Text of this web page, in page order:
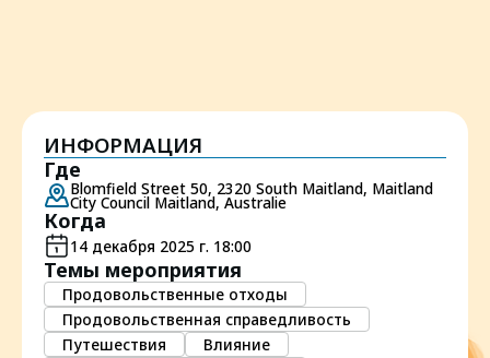
ИНФОРМАЦИЯ
Где
Blomfield Street 50, 2320 South Maitland, Maitland
City Council Maitland, Australie
Когда
14 декабря 2025 г. 18:00
Темы мероприятия
Продовольственные отходы
Продовольственная справедливость
Путешествия
Влияние